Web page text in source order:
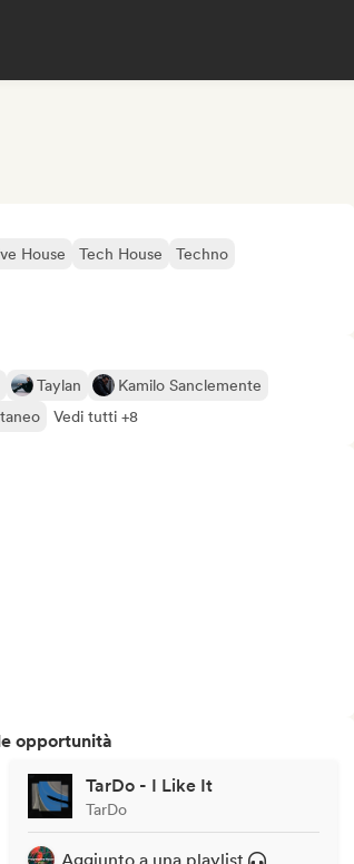
House Tech House Techno
Taylan
Kamilo Sanclemente
Vedi tutti +8
opportunità
TarDo - I Like It
TarDo
Aggiunto a una playlist